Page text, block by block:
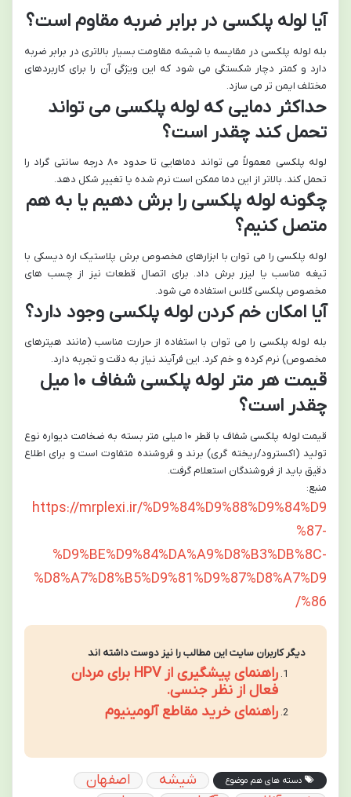
آیا لوله پلکسی در برابر ضربه مقاوم است؟
بله لوله پلکسی در مقایسه با شیشه مقاومت بسیار بالاتری در برابر ضربه
دارد و کمتر دچار شکستگی می شود که این ویژگی آن را برای کاربردهای
مختلف ایمن تر می سازد.
حداکثر دمایی که لوله پلکسی می تواند
تحمل کند چقدر است؟
لوله پلکسی معمولاً می تواند دماهایی تا حدود ۸۰ درجه سانتی گراد را
تحمل کند. بالاتر از این دما ممکن است نرم شده یا تغییر شکل دهد.
چگونه لوله پلکسی را برش دهیم یا به هم
متصل کنیم؟
لوله پلکسی را می توان با ابزارهای مخصوص برش پلاستیک اره دیسکی با
تیغه مناسب یا لیزر برش داد. برای اتصال قطعات نیز از چسب های
مخصوص پلکسی گلاس استفاده می شود.
آیا امکان خم کردن لوله پلکسی وجود دارد؟
بله لوله پلکسی را می توان با استفاده از حرارت مناسب (مانند هیترهای
مخصوص) نرم کرده و خم کرد. این فرآیند نیاز به دقت و تجربه دارد.
قیمت هر متر لوله پلکسی شفاف ۱۰ میل
چقدر است؟
قیمت لوله پلکسی شفاف با قطر ۱۰ میلی متر بسته به ضخامت دیواره نوع
تولید (اکسترود/ریخته گری) برند و فروشنده متفاوت است و برای اطلاع
دقیق باید از فروشندگان استعلام گرفت.
منبع:
https://mrplexi.ir/%D9%84%D9%88%D9%84%D9
%87-
%D9%BE%D9%84%DA%A9%D8%B3%DB%8C-
%D8%A7%D8%B5%D9%81%D9%87%D8%A7%D9
%86/
دیگر کاربران سایت این مطالب را نیز دوست داشته اند
راهنمای پیشگیری از HPV برای مردان
فعال از نظر جنسی.
راهنمای خرید مقاطع آلومینیوم
دسته های هم موضوع شیشه
اصفهان